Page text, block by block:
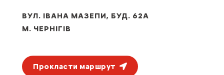
ВУЛ. ІВАНА МАЗЕПИ, БУД. 62А
М. ЧЕРНІГІВ
Прокласти маршрут